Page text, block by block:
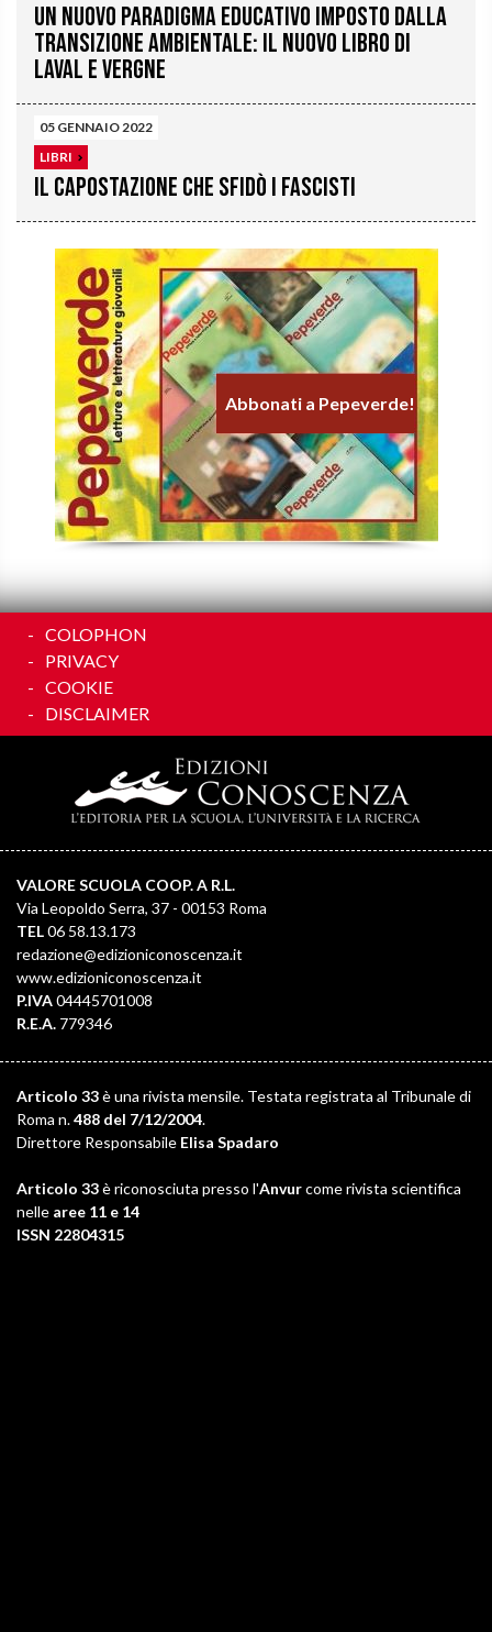
Un nuovo paradigma educativo imposto dalla
transizione ambientale: il nuovo libro di
Laval e Vergne
05 GENNAIO 2022
LIBRI
Il capostazione che sfidò i fascisti
Abbonati a Pepeverde!
COLOPHON
PRIVACY
COOKIE
DISCLAIMER
VALORE SCUOLA COOP. A R.L.
Via Leopoldo Serra, 37 - 00153 Roma
TEL06 58.13.173
redazione@edizioniconoscenza.it
www.edizioniconoscenza.it
P.IVA04445701008
R.E.A. 779346
Articolo 33è una rivista mensile. Testata registrata al Tribunale di
Roma n.488 del 7/12/2004.
Direttore Responsabile Elisa Spadaro
Articolo 33è riconosciuta presso l'Anvurcome rivista scientifica
nelle aree 11 e 14
ISSN 22804315